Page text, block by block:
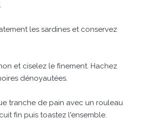
les sardines et conservez
et ciselez le finement. Hachez
dénoyautées.
tranche de pain avec un rouleau
fin puis toastez l'ensemble.